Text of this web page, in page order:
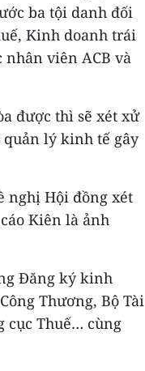
ba tội danh đối
Kinh doanh trái
viên ACB và
được thì sẽ xét xử
lý kinh tế gây
nghị Hội đồng xét
Kiên là ảnh
Đăng ký kinh
Thương, Bộ Tài
cục Thuế… cùng